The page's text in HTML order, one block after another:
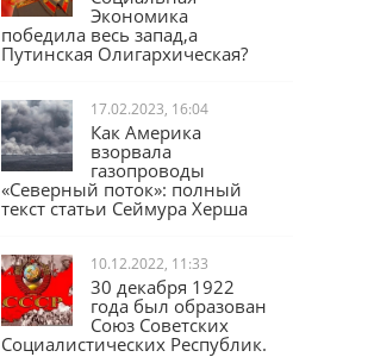
Экономика
победила весь запад,а
Путинская Олигархическая?
17.02.2023, 16:04
Как Америка
взорвала
газопроводы
«Северный поток»: полный
текст статьи Сеймура Херша
10.12.2022, 11:33
30 декабря 1922
года был образован
Союз Советских
Социалистических Республик.